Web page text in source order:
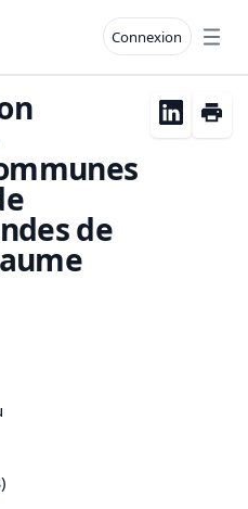
Connexion
de